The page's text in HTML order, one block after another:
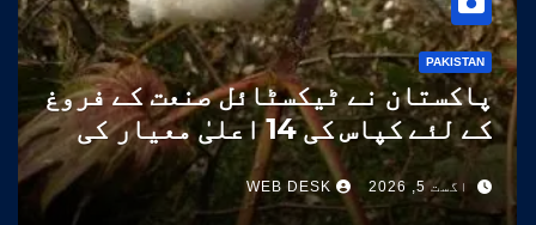
PAKISTAN
پاکستان نے ٹیکسٹائل صنعت کے فروغ
کے لئے کپاس کی 14 اعلیٰ معیار کی
اقسام تیار کر لیں
اگست 5, 2026 WEB DESK